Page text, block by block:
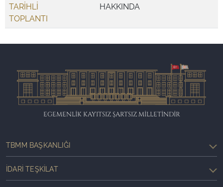
TARİHLİ
TOPLANTI
HAKKINDA
EGEMENLİK KAYITSIZ ŞARTSIZ MİLLETİNDİR
TBMM BAŞKANLIĞI
İDARI TEŞKILAT